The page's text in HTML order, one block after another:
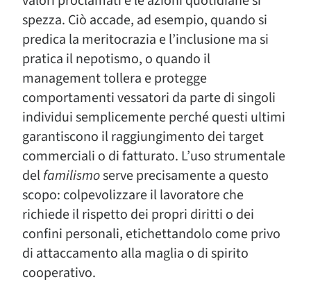
spezza. Ciò accade, ad esempio, quando si
predica la meritocrazia e l’inclusione ma si
pratica il nepotismo, o quando il
management tollera e protegge
comportamenti vessatori da parte di singoli
individui semplicemente perché questi ultimi
garantiscono il raggiungimento dei target
commerciali o di fatturato. L’uso strumentale
delfamilismoserve precisamente a questo
scopo: colpevolizzare il lavoratore che
richiede il rispetto dei propri diritti o dei
confini personali, etichettandolo come privo
di attaccamento alla maglia o di spirito
cooperativo.